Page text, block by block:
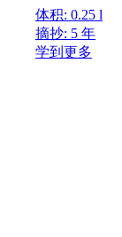
体积: 0.25 l
摘抄: 5 年
学到更多